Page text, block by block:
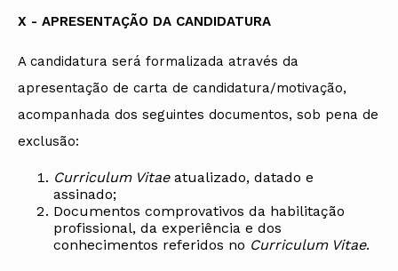
X - APRESENTAÇÃO DA CANDIDATURA
A candidatura será formalizada através da
apresentação de carta de candidatura/motivação,
acompanhada dos seguintes documentos, sob pena de
exclusão:
Curriculum Vitaeatualizado, datado e
assinado;
Documentos comprovativos da habilitação
profissional, da experiência e dos
conhecimentos referidos no Curriculum Vitae.